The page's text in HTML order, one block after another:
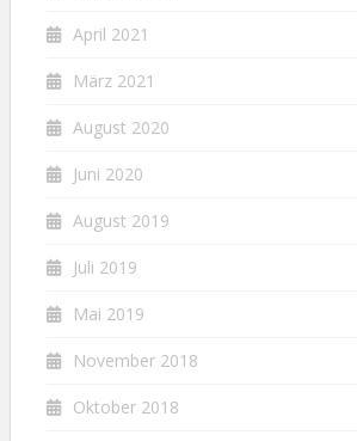
April 2021
März 2021
August 2020
Juni 2020
August 2019
Juli 2019
Mai 2019
November 2018
Oktober 2018